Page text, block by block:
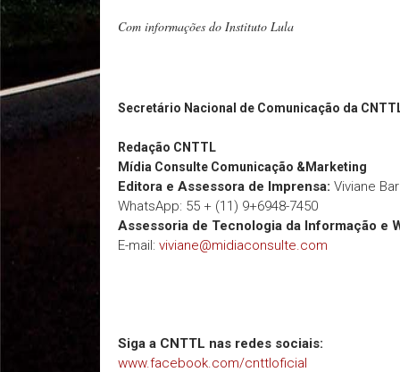
Com informações do Instituto Lula
Secretário Nacional de Comunicação da
Redação CNTTL
Mídia Consulte Comunicação &Marketing
Editora e Assessora de Imprensa: Viviane
WhatsApp: 55 + (11) 9+6948-7450
Assessoria de Tecnologia da Informação e
E-mail: viviane@midiaconsulte.com
Siga a CNTTL nas redes sociais:
www.facebook.com/cnttloficial